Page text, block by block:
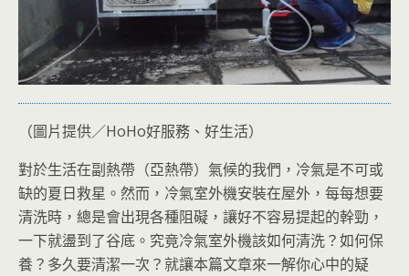
（圖片提供／HoHo好服務、好生活）
對於生活在副熱帶（亞熱帶）氣候的我們，冷氣是不可或
缺的夏日救星。然而，冷氣室外機安裝在屋外，每每想要
清洗時，總是會出現各種阻礙，讓好不容易提起的幹勁，
一下就盪到了谷底。究竟冷氣室外機該如何清洗？如何保
養？多久要清潔一次？就讓本篇文章來一解你心中的疑